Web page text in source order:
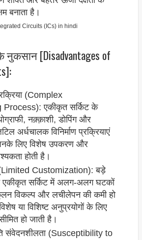
बनाता है।
नुकसान [Disadvantages of
(Complex
एकीकृत सर्किट के
नक़्क़ाशी, डोपिंग और
अर्धचालक विनिर्माण प्रक्रियाएं
लिए विशेष उपकरण और
होती है।
Customization): बड़े
एकीकृत सर्किट में अलग-अलग घटकों
विकल्प और लचीलेपन की कमी हो
या विशिष्ट अनुप्रयोगों के लिए
हो जाती है।
संवेदनशीलता (Susceptibility to